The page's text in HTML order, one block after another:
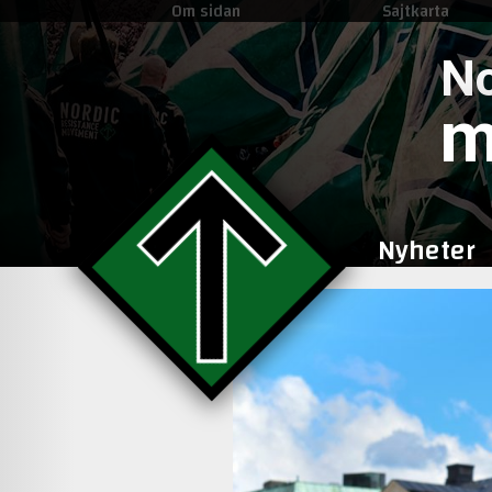
Om sidan Sajtkarta
Nyheter